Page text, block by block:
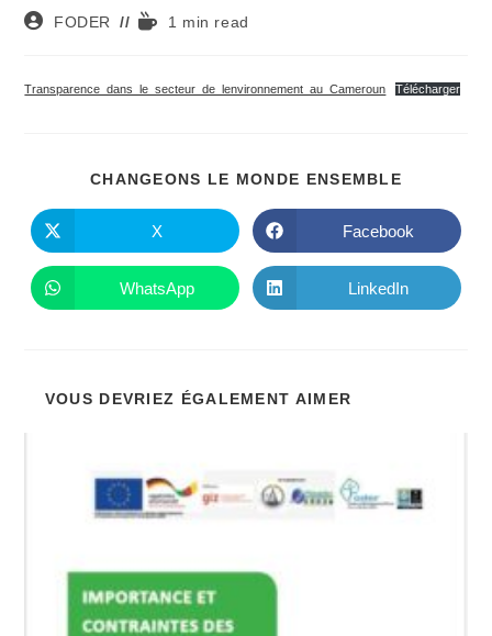
Auteur/autrice
publication :
FODER
Temps1 min read
Transparence_dans_le_secteur_de_lenvironnement_au_Cameroun Télécharger
CHANGEONS LE MONDE ENSEMBLE
CONTENU
Ouvrir
dans
une
autre
fenêtre
X
Ouvrir
dans
une
autre
fenêtre
Facebook
Ouvrir
dans
WhatsApp
Ouvrir
dans
LinkedIn
VOUS DEVRIEZ ÉGALEMENT AIMER